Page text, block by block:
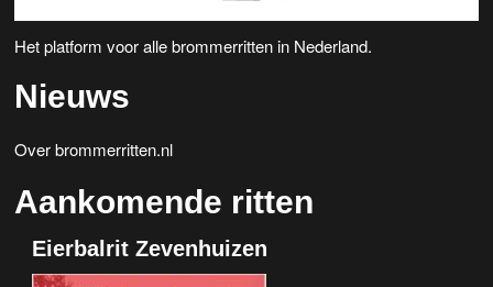
Het platform voor alle brommerritten in Nederland.
Nieuws
Over brommerritten.nl
Aankomende ritten
Eierbalrit Zevenhuizen